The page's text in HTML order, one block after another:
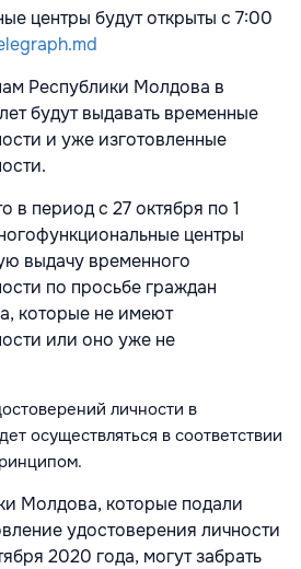
центры будут открыты с 7:00
Республики Молдова в
будут выдавать временные
и уже изготовленные
в период с 27 октября по 1
центры
выдачу временного
по просьбе граждан
которые не имеют
или оно уже не
личности в
осуществляться в соответствии
Молдова, которые подали
удостоверения личности
2020 года, могут забрать